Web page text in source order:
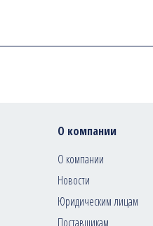
О компании
О компании
Новости
Юридическим лицам
Поставщикам